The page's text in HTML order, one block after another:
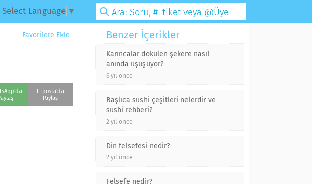
Select Language ▼
Favorilere Ekle
E-posta'da
Paylaş
Benzer İçerikler
Karıncalar dökülen şekere nasıl
anında üşüşüyor?
6 yıl önce
Başlıca sushi çeşitleri nelerdir ve
sushi rehberi?
2 yıl önce
Din felsefesi nedir?
2 yıl önce
Felsefe nedir?